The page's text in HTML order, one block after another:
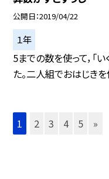
公開日 2019/04/22
１年
5までの数を使って，「
た。二人組でおはじき
1 2 3 4 5 »